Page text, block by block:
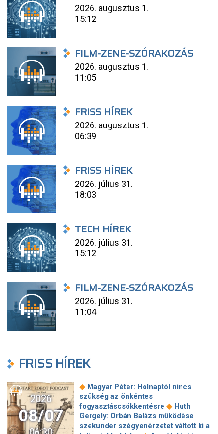
2026. augusztus 1.
15:12
FILM-ZENE-SZÓRAKOZÁS
2026. augusztus 1.
11:05
FRISS HÍREK
2026. augusztus 1.
06:39
FRISS HÍREK
2026. július 31.
18:03
TECH HÍREK
2026. július 31.
15:12
FILM-ZENE-SZÓRAKOZÁS
2026. július 31.
11:04
FRISS HÍREK
2026
08/07
◆ Magyar Péter: Holnaptól nincs
szükség az önkéntes
fogyasztáscsökkentésre ◆ Huth
Gergely: Orbán Balázs működése
szekunder szégyenérzetet váltott ki a